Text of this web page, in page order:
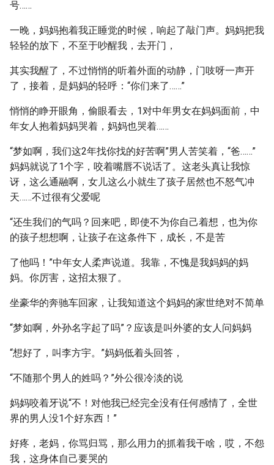
号……
一晚，妈妈抱着我正睡觉的时候，响起了敲门声。妈妈把我
轻轻的放下，不至于吵醒我，去开门，
其实我醒了，不过悄悄的听着外面的动静，门吱呀一声开
了，接着，是妈妈的轻呼：“你们来了……”
悄悄的睁开眼角，偷眼看去，1对中年男女在妈妈面前，中
年女人抱着妈妈哭着，妈妈也哭着……
“梦如啊，我们这2年找你找的好苦啊”男人苦笑着，“爸……”
妈妈就说了1个字，咬着嘴唇不说话了。这老头真让我惊
讶，这么通融啊，女儿这么小就生了孩子居然也不怒气冲
天……不过很有父爱呢
“还生我们的气吗？回来吧，即使不为你自己着想，也为你
的孩子想想啊，让孩子在这条件下，成长，不是苦
了他吗！”中年女人柔声说道。我靠，不愧是我妈妈的妈
妈。你厉害，这招太狠了。
坐豪华的奔驰车回家，让我知道这个妈妈的家世绝对不简单
“梦如啊，外孙名字起了吗”？应该是叫外婆的女人问妈妈
“想好了，叫李方宇。”妈妈低着头回答，
“不随那个男人的姓吗？”外公很冷淡的说
妈妈咬着牙说“不！对他我已经完全没有任何感情了，全世
界的男人没1个好东西！”
好疼，老妈，你骂归骂，那么用力的抓着我干啥，哎，不怨
我，这身体自己要哭的